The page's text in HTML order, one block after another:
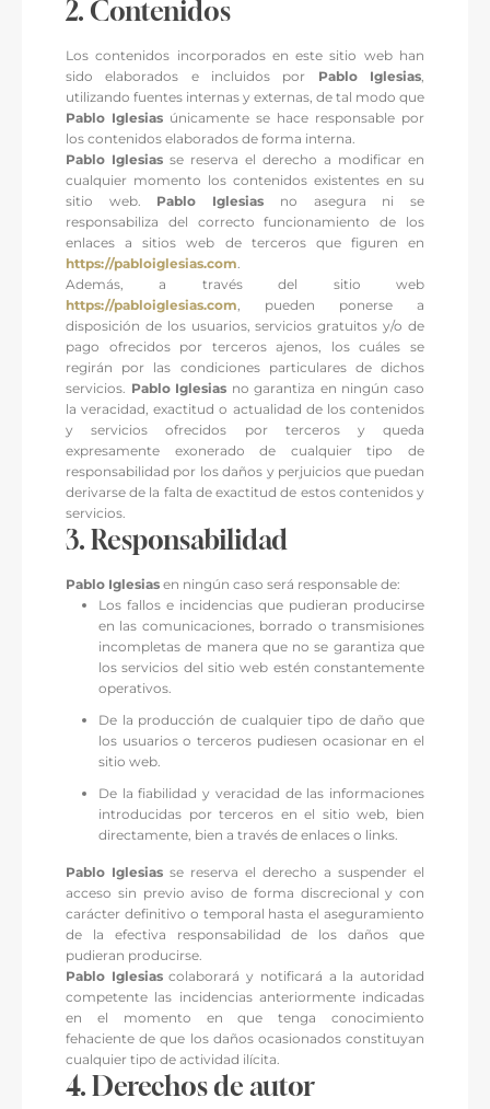
2. Contenidos
Los contenidos incorporados en este sitio web han
sido elaborados e incluidos por Pablo Iglesias,
utilizando fuentes internas y externas, de tal modo que
Pablo Iglesias únicamente se hace responsable por
los contenidos elaborados de forma interna.
Pablo Iglesias se reserva el derecho a modificar en
cualquier momento los contenidos existentes en su
sitio web. Pablo Iglesias no asegura ni se
responsabiliza del correcto funcionamiento de los
enlaces a sitios web de terceros que figuren en
https://pabloiglesias.com.
Además, a través del sitio web
https://pabloiglesias.com, pueden ponerse a
disposición de los usuarios, servicios gratuitos y/o de
pago ofrecidos por terceros ajenos, los cuáles se
regirán por las condiciones particulares de dichos
servicios. Pablo Iglesias no garantiza en ningún caso
la veracidad, exactitud o actualidad de los contenidos
y servicios ofrecidos por terceros y queda
expresamente exonerado de cualquier tipo de
responsabilidad por los daños y perjuicios que puedan
derivarse de la falta de exactitud de estos contenidos y
servicios.
3. Responsabilidad
Pablo Iglesias en ningún caso será responsable de:
Los fallos e incidencias que pudieran producirse
en las comunicaciones, borrado o transmisiones
incompletas de manera que no se garantiza que
los servicios del sitio web estén constantemente
operativos.
De la producción de cualquier tipo de daño que
los usuarios o terceros pudiesen ocasionar en el
sitio web.
De la fiabilidad y veracidad de las informaciones
introducidas por terceros en el sitio web, bien
directamente, bien a través de enlaces o links.
Pablo Iglesias se reserva el derecho a suspender el
acceso sin previo aviso de forma discrecional y con
carácter definitivo o temporal hasta el aseguramiento
de la efectiva responsabilidad de los daños que
pudieran producirse.
Pablo Iglesiascolaborará y notificará a la autoridad
competente las incidencias anteriormente indicadas
en el momento en que tenga conocimiento
fehaciente de que los daños ocasionados constituyan
cualquier tipo de actividad ilícita.
4. Derechos de autor